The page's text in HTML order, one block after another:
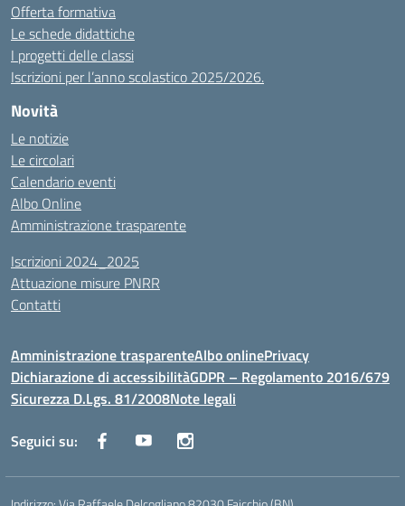
Offerta formativa
Le schede didattiche
I progetti delle classi
Iscrizioni per l’anno scolastico 2025/2026.
Novità
Le notizie
Le circolari
Calendario eventi
Albo Online
Amministrazione trasparente
Iscrizioni 2024_2025
Attuazione misure PNRR
Contatti
Amministrazione trasparenteAlbo onlinePrivacy
Dichiarazione di accessibilitàGDPR – Regolamento 2016/679
Sicurezza D.Lgs. 81/2008Note legali
Seguici su: